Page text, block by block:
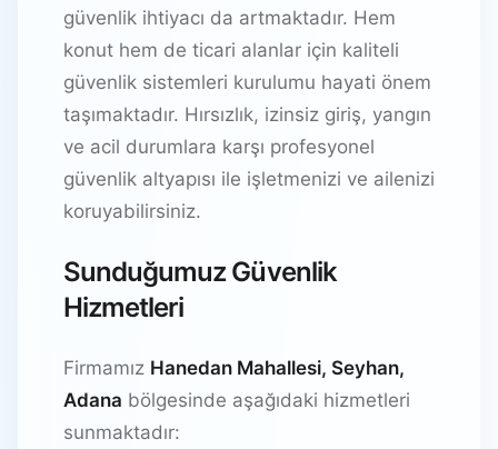
güvenlik ihtiyacı da artmaktadır. Hem
konut hem de ticari alanlar için kaliteli
güvenlik sistemleri kurulumu hayati önem
taşımaktadır. Hırsızlık, izinsiz giriş, yangın
ve acil durumlara karşı profesyonel
güvenlik altyapısı ile işletmenizi ve ailenizi
koruyabilirsiniz.
Sunduğumuz Güvenlik
Hizmetleri
Firmamız Hanedan Mahallesi, Seyhan,
Adana bölgesinde aşağıdaki hizmetleri
sunmaktadır: